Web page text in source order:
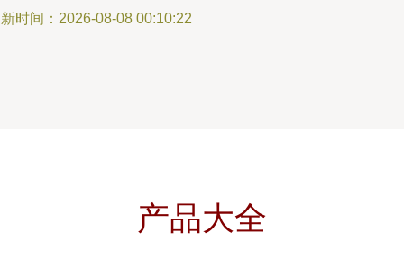
时间：2026-08-08 00:10:22
产品大全